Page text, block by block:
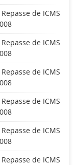
de ICMS
de ICMS
de ICMS
de ICMS
de ICMS
de ICMS